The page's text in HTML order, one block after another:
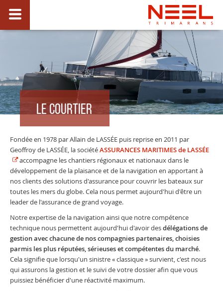
LE COURTIER
Fondée en 1978 par Allain de LASSÉE puis reprise en 2011 par
Geoffroy de LASSÉE, la sociétéASSURANCES MARITIMES de LASSÉE
accompagne les chantiers régionaux et nationaux dans le
développement de la plaisance et de la navigation en apportant à
nos clients des solutions d'assurance pour couvrir les bateaux sur
toutes les mers du globe. Cela nous permet aujourd'hui d'être un
leader de l'assurance de grand voyage.
Notre expertise de la navigation ainsi que notre compétence
technique nous permettent aujourd'hui d'avoir desdélégations de
gestion avec chacune de nos compagnies partenaires, choisies
parmis les plus réputées, sérieuses et compétentes du marché.
Cela signifie que lorsqu'un sinistre « classique » survient, c'est nous
qui assurons la gestion et le suivi de votre dossier afin que vous
puissiez bénéficier d'une réactivité maximum.